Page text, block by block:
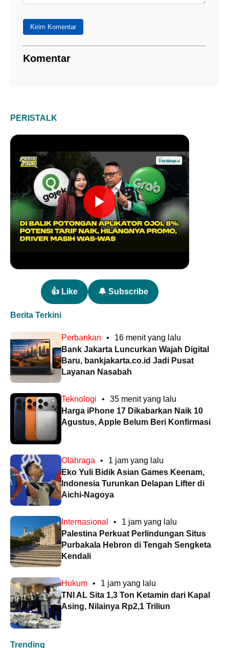
Kirim Komentar
Komentar
PERISTALK
👍 Like 🔔 Subscribe
Berita Terkini
Perbankan •
16 menit yang lalu
Bank Jakarta Luncurkan Wajah Digital
Baru, bankjakarta.co.id Jadi Pusat
Layanan Nasabah
Teknologi •
35 menit yang lalu
Harga iPhone 17 Dikabarkan Naik 10
Agustus, Apple Belum Beri Konfirmasi
Olahraga •
1 jam yang lalu
Eko Yuli Bidik Asian Games Keenam,
Indonesia Turunkan Delapan Lifter di
Aichi-Nagoya
Internasional •
1 jam yang lalu
Palestina Perkuat Perlindungan Situs
Purbakala Hebron di Tengah Sengketa
Kendali
Hukum •
1 jam yang lalu
TNI AL Sita 1,3 Ton Ketamin dari Kapal
Asing, Nilainya Rp2,1 Triliun
Trending